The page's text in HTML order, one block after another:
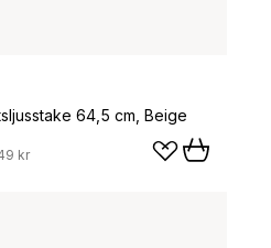
64,5 cm, Beige
kr